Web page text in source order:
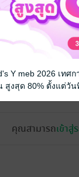
คุณสามารถเข้าสู่
Y meb 2026 เท
สูงสุด 80% ตั้งแต่วัน